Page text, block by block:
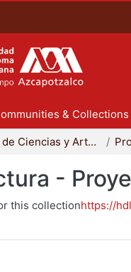
& Collections
División de Ciencias y Artes para el Diseño
-
this collectionhttps://